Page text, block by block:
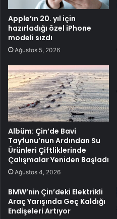
Apple’ın 20. yıl için
hazırladığı özel iPhone
modeli sızdı
Ağustos 5, 2026
Albüm: Çin’de Bavi
Tayfunu’nun Ardından Su
Ürünleri Çiftliklerinde
Çalışmalar Yeniden Başladı
Ağustos 4, 2026
BMW’nin Çin’deki Elektrikli
Araç Yarışında Geç Kaldığı
Endişeleri Artıyor